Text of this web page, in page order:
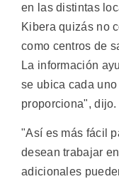
en las distintas
Kibera quizás no
como centros de
La información
se ubica cada
proporciona", dijo.
"Así es más fácil
desean trabajar
adicionales